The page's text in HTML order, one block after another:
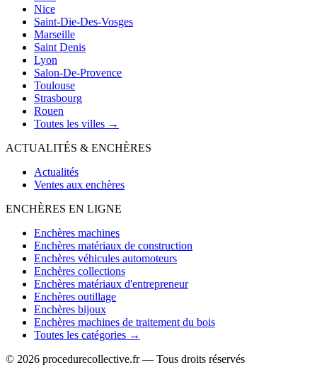
Nice
Saint-Die-Des-Vosges
Marseille
Saint Denis
Lyon
Salon-De-Provence
Toulouse
Strasbourg
Rouen
Toutes les villes →
ACTUALITÉS & ENCHÈRES
Actualités
Ventes aux enchères
ENCHÈRES EN LIGNE
Enchères machines
Enchères matériaux de construction
Enchères véhicules automoteurs
Enchères collections
Enchères matériaux d'entrepreneur
Enchères outillage
Enchères bijoux
Enchères machines de traitement du bois
Toutes les catégories →
© 2026 procedurecollective.fr — Tous droits réservés